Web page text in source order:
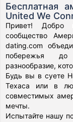
Бесплатная
United We
Привет! Добро
сообщество
dating.com
побережья до
разнообразие,
Будь вы в суете
Техаса или в
совместимых
мечты.
Испытайте нашу